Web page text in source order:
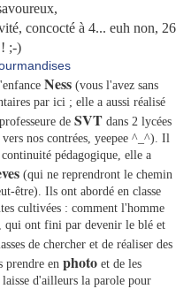
concocté à 4... euh non, 26
;-)
Ness (vous l'avez sans
par ici ; elle a aussi réalisé
de SVT dans 2 lycées
nos contrées, yeepee ^_^). Il
pédagogique, elle a
(qui ne reprendront le chemin
être). Ils ont abordé en classe
cultivées : comment l'homme
qui ont fini par devenir le blé et
de chercher et de réaliser des
prendre en photo et de les
d'ailleurs la parole pour